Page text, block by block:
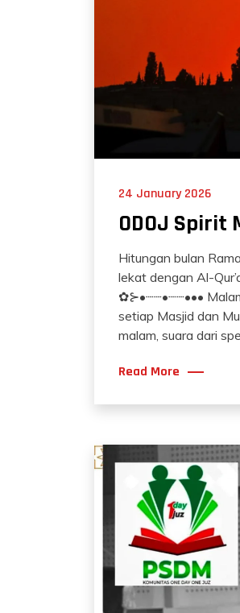
24 January 2026
ODOJ Spirit
Hitungan bulan
lekat dengan Al-
✿⊱•┈┈•┈┈•••
setiap Masjid dan
malam, suara dari
Read More